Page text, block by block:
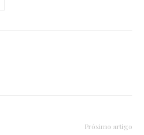
Próximo artigo